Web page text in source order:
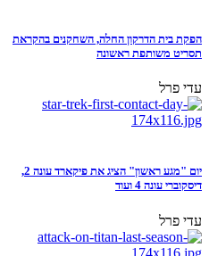
הפקת בית הדרקון החלה, השחקנים בהקראת
תסריט משותפת ראשונה
עדי פרל
יום "מגע ראשון" הציג את פיקארד עונה 2,
דיסקוברי עונה 4 ועוד
עדי פרל